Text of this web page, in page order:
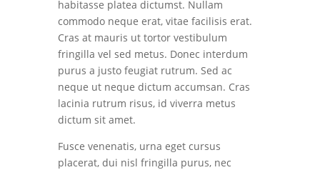
habitasse platea dictumst. Nullam
commodo neque erat, vitae facilisis erat.
Cras at mauris ut tortor vestibulum
fringilla vel sed metus. Donec interdum
purus a justo feugiat rutrum. Sed ac
neque ut neque dictum accumsan. Cras
lacinia rutrum risus, id viverra metus
dictum sit amet.
Fusce venenatis, urna eget cursus
placerat, dui nisl fringilla purus, nec